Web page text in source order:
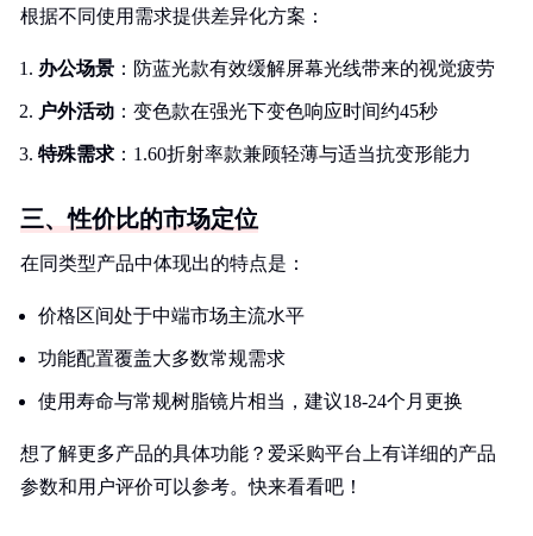
根据不同使用需求提供差异化方案：
办公场景 ：防蓝光款有效缓解屏幕光线带来的视觉疲劳
户外活动 ：变色款在强光下变色响应时间约45秒
特殊需求 ：1.60折射率款兼顾轻薄与适当抗变形能力
三、性价比的市场定位
在同类型产品中体现出的特点是：
价格区间处于中端市场主流水平
功能配置覆盖大多数常规需求
使用寿命与常规树脂镜片相当，建议18-24个月更换
想了解更多产品的具体功能？爱采购平台上有详细的产品
参数和用户评价可以参考。快来看看吧！